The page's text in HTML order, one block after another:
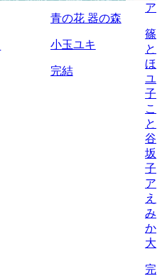
青の花 器の森
小玉ユキ
完結
ア
篠
と
ほ
ユ
子/
こ
と
谷
坂
子/
ア
え
み/
か
大
完